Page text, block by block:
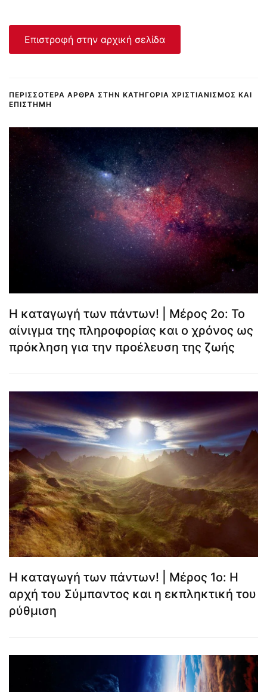
Επιστροφή στην αρχική σελίδα
ΠΕΡΙΣΣΌΤΕΡΑ ΆΡΘΡΑ ΣΤΗΝ ΚΑΤΗΓΟΡΊΑ ΧΡΙΣΤΙΑΝΙΣΜΌΣ ΚΑΙ
ΕΠΙΣΤΉΜΗ
Η καταγωγή των πάντων! | Μέρος 2ο: Το
αίνιγμα της πληροφορίας και ο χρόνος ως
πρόκληση για την προέλευση της ζωής
Η καταγωγή των πάντων! | Μέρος 1ο: Η
αρχή του Σύμπαντος και η εκπληκτική του
ρύθμιση